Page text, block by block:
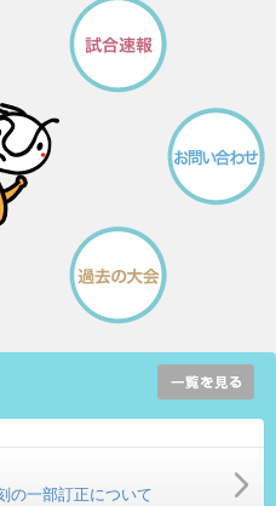
の一部訂正について